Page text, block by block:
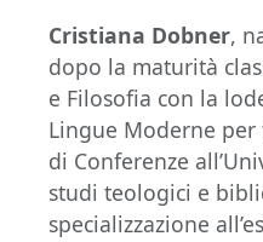
Cristiana Dobner,
dopo la maturità
e Filosofia con la
Lingue Moderne
di Conferenze
studi teologici e
specializzazione